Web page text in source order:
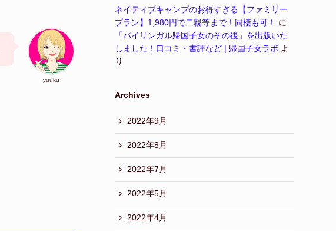
yuuku
ネイティブキャンプのお得すぎる【ファミリー
プラン】1,980円で二親等まで！同棲も可！
に
「バイリンガル帰国子女のその後」を出版いた
しました！口コミ・書評など | 帰国子女ラボ よ
り
Archives
2022年9月
2022年8月
2022年7月
2022年5月
2022年4月